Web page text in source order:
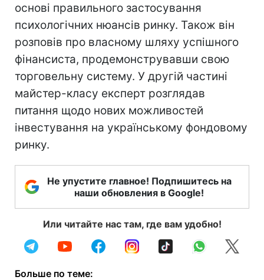
основі правильного застосування
психологічних нюансів ринку. Також він
розповів про власному шляху успішного
фінансиста, продемонструвавши свою
торговельну систему. У другій частині
майстер-класу експерт розглядав
питання щодо нових можливостей
інвестування на українському фондовому
ринку.
Не упустите главное! Подпишитесь на
наши обновления в Google!
Или читайте нас там, где вам удобно!
Больше по теме: